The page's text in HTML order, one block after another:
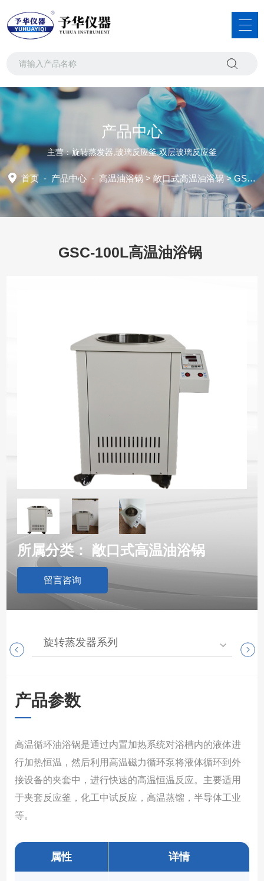
产品中心
主营：旋转蒸发器,玻璃反应釜,双层玻璃反应釜
首页 - 产品中心 -高温油浴锅 >敞口式高温油浴锅> GSC-100L高温油浴锅
GSC-100L高温油浴锅
所属分类： 敞口式高温油浴锅
留言咨询
旋转蒸发器系列 高
产品参数
高温循环油浴锅是通过内置加热系统对浴槽内的液体进
行加热恒温，然后利用高温磁力循环泵将液体循环到外
接设备的夹套中，进行快速的高温恒温反应。主要适用
于夹套反应釜，化工中试反应，高温蒸馏，半导体工业
等。
属性 详情